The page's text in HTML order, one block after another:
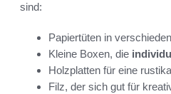
sind:
Papiertüten in
Kleine Boxen, die
Holzplatten für eine
Filz, der sich gut für